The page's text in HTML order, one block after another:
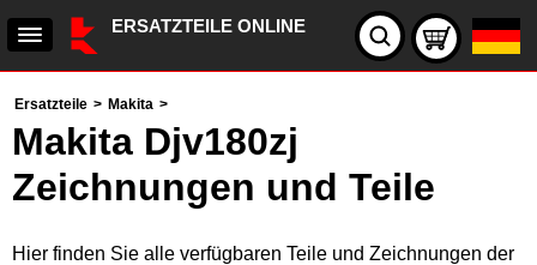
ERSATZTEILE ONLINE
Ersatzteile > Makita >
Makita Djv180zj
Zeichnungen und Teile
Hier finden Sie alle verfügbaren Teile und Zeichnungen der